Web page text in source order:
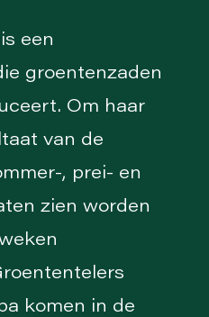
een
groentenzaden
Om haar
van de
, prei- en
zien worden
komen in de